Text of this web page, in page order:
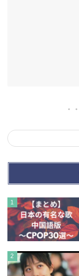
1
2